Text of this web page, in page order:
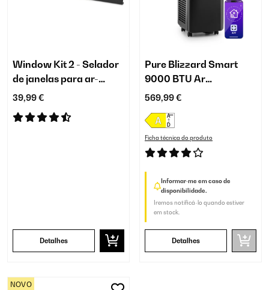
Window Kit 2 - Selador
de janelas para ar-
condicionados móveis
39,99 €
Detalhes
Pure Blizzard Smart
9000 BTU Ar
condicionado portátil
569,99 €
Ficha técnica do produto
Informar-me em caso de
disponibilidade.
Iremos notificá-lo quando estiver
em stock.
Detalhes
NOVO